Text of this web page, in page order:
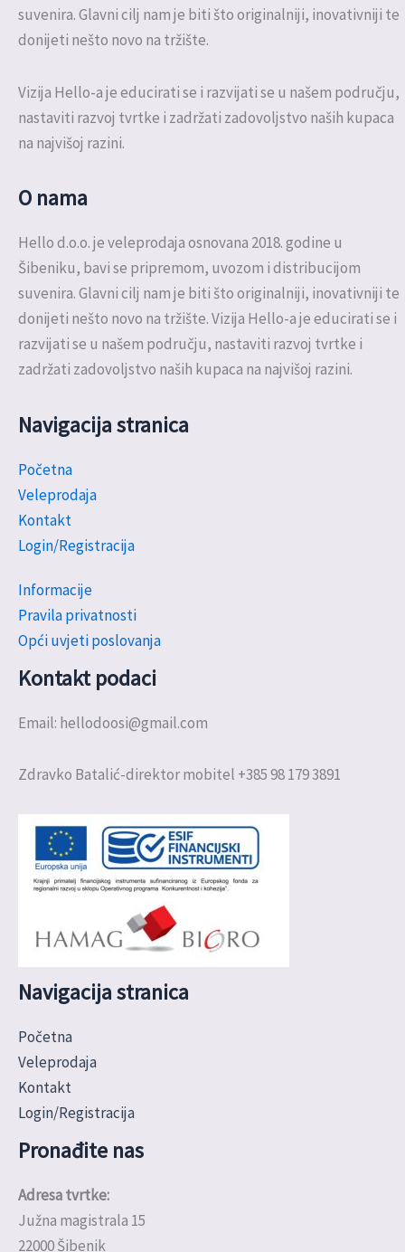
suvenira. Glavni cilj nam je biti što originalniji, inovativniji te
donijeti nešto novo na tržište.
Vizija Hello-a je educirati se i razvijati se u našem području,
nastaviti razvoj tvrtke i zadržati zadovoljstvo naših kupaca
na najvišoj razini.
O nama
Hello d.o.o. je veleprodaja osnovana 2018. godine u
Šibeniku, bavi se pripremom, uvozom i distribucijom
suvenira. Glavni cilj nam je biti što originalniji, inovativniji te
donijeti nešto novo na tržište. Vizija Hello-a je educirati se i
razvijati se u našem području, nastaviti razvoj tvrtke i
zadržati zadovoljstvo naših kupaca na najvišoj razini.
Navigacija stranica
Početna
Veleprodaja
Kontakt
Login/Registracija
Informacije
Pravila privatnosti
Opći uvjeti poslovanja
Kontakt podaci
Email: hellodoosi@gmail.com
Zdravko Batalić-direktor mobitel +385 98 179 3891
Navigacija stranica
Početna
Veleprodaja
Kontakt
Login/Registracija
Pronađite nas
Adresa tvrtke:
Južna magistrala 15
22000 Šibenik